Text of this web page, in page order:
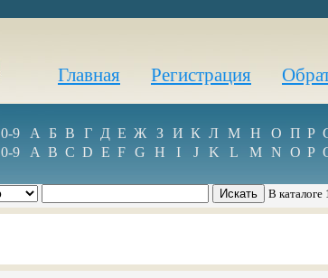
Главная Регистрация
0-9 А Б В Г Д Е Ж З И К Л М Н О П Р
0-9 A B C D E F G H I J K L M N O P
В